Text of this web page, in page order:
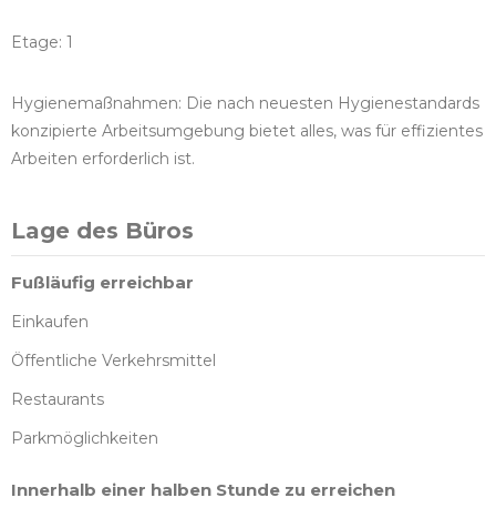
Etage: 1
Hygienemaßnahmen: Die nach neuesten Hygienestandards
konzipierte Arbeitsumgebung bietet alles, was für effizientes
Arbeiten erforderlich ist.
Lage des Büros
Fußläufig erreichbar
Einkaufen
Öffentliche Verkehrsmittel
Restaurants
Parkmöglichkeiten
Innerhalb einer halben Stunde zu erreichen